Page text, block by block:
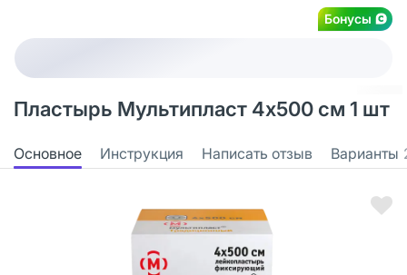
Бонусы
Пластырь Мультипласт 4х500 см 1 шт
Основное Инструкция Написать отзыв Варианты